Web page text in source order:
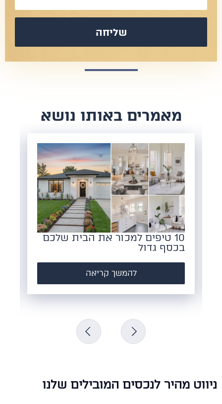
שליחה
​מאמרים באותו נושא
10 טיפים למכור את הבית שלכם
בכסף גדול
להמשך קריאה
מהיר לנכסים המובילים שלנו